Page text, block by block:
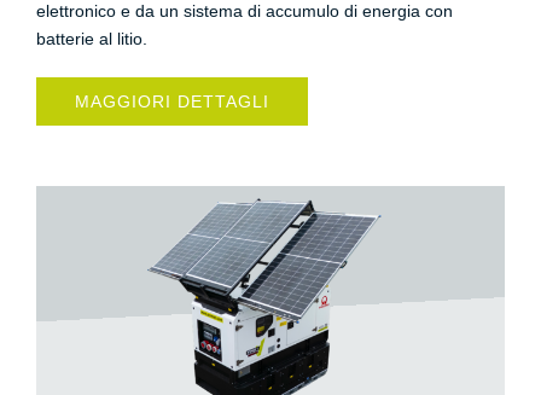
elettronico e da un sistema di accumulo di energia con
batterie al litio.
MAGGIORI DETTAGLI